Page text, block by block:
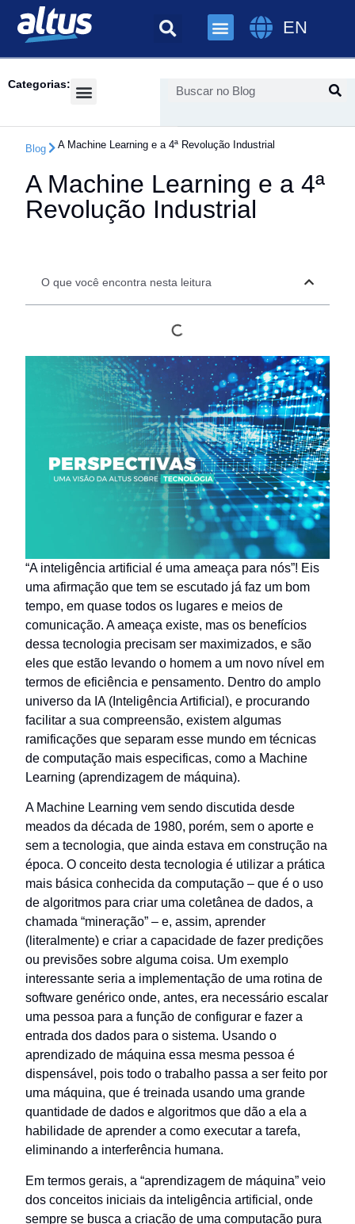
EN
Categorias:
Blog A Machine Learning e a 4ª Revolução Industrial
A Machine Learning e a 4ª
Revolução Industrial
O que você encontra nesta leitura
“A inteligência artificial é uma ameaça para nós”! Eis
uma afirmação que tem se escutado já faz um bom
tempo, em quase todos os lugares e meios de
comunicação. A ameaça existe, mas os benefícios
dessa tecnologia precisam ser maximizados, e são
eles que estão levando o homem a um novo nível em
termos de eficiência e pensamento. Dentro do amplo
universo da IA (Inteligência Artificial), e procurando
facilitar a sua compreensão, existem algumas
ramificações que separam esse mundo em técnicas
de computação mais especificas, como a Machine
Learning (aprendizagem de máquina).
A Machine Learning vem sendo discutida desde
meados da década de 1980, porém, sem o aporte e
sem a tecnologia, que ainda estava em construção na
época. O conceito desta tecnologia é utilizar a prática
mais básica conhecida da computação – que é o uso
de algoritmos para criar uma coletânea de dados, a
chamada “mineração” – e, assim, aprender
(literalmente) e criar a capacidade de fazer predições
ou previsões sobre alguma coisa. Um exemplo
interessante seria a implementação de uma rotina de
software genérico onde, antes, era necessário escalar
uma pessoa para a função de configurar e fazer a
entrada dos dados para o sistema. Usando o
aprendizado de máquina essa mesma pessoa é
dispensável, pois todo o trabalho passa a ser feito por
uma máquina, que é treinada usando uma grande
quantidade de dados e algoritmos que dão a ela a
habilidade de aprender a como executar a tarefa,
eliminando a interferência humana.
Em termos gerais, a “aprendizagem de máquina” veio
dos conceitos iniciais da inteligência artificial, onde
sempre se busca a criação de uma computação pura